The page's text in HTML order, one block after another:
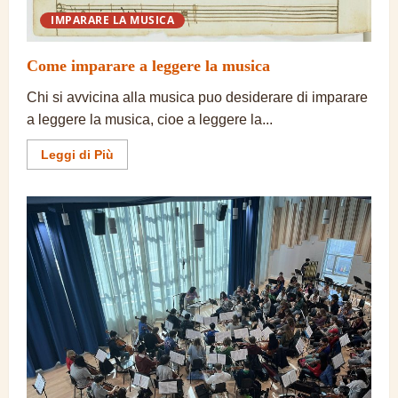
IMPARARE LA MUSICA
Come imparare a leggere la musica
Chi si avvicina alla musica puo desiderare di imparare
a leggere la musica, cioe a leggere la...
Leggi di Più
informazioni
imparare
a
leggere
la
musica